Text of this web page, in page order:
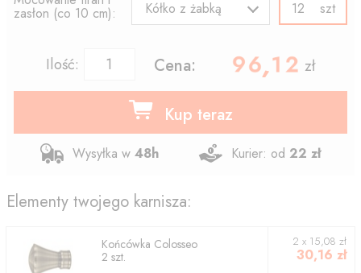
zasłon (co 10 cm): Kółko z żabką szt
Ilość: Cena: , zł
Kup teraz
Wysyłka w 48h Kurier: od 22 zł
Elementy twojego karnisza:
Końcówka Colosseo
2 szt.
2 x 15,08 zł
30,16 zł